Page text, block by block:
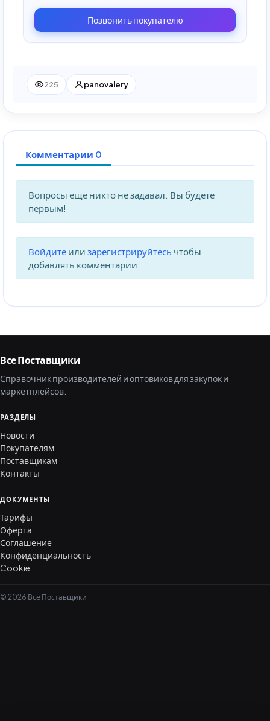
Позвонить покупателю
225 panovalery
Комментарии 0
Вопросы ещё никто не задавал. Вы будете
первым!
Войдите или зарегистрируйтесь чтобы
добавлять комментарии
Все Поставщики
Справочник производителей и оптовиков для закупок и
маркетплейсов.
РАЗДЕЛЫ
Новости
Покупателям
Поставщикам
Контакты
ДОКУМЕНТЫ
Тарифы
Оферта
Соглашение
Конфиденциальность
Cookie
© 2026 Все Поставщики